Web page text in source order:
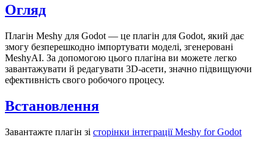
Огляд
Плагін Meshy для Godot — це плагін для Godot, який дає
змогу безперешкодно імпортувати моделі, згенеровані
MeshyAI. За допомогою цього плагіна ви можете легко
завантажувати й редагувати 3D-асети, значно підвищуючи
ефективність свого робочого процесу.
Встановлення
Завантажте плагін зі сторінки інтеграції Meshy for Godot